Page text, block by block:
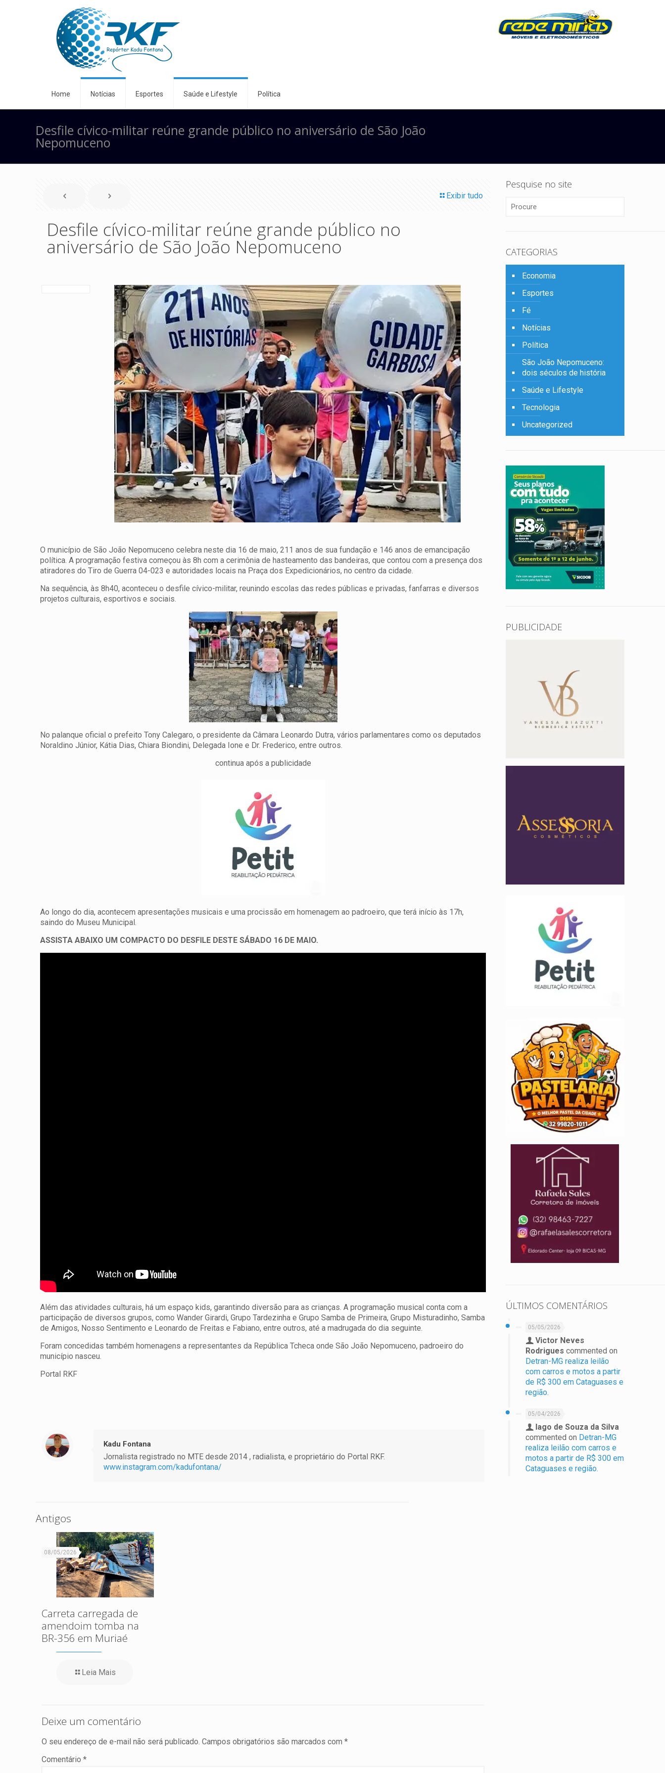
Home Notícias Esportes Saúde e Lifestyle Política
Desfile cívico-militar reúne grande público no aniversário de São João
Nepomuceno
Exibir tudo
Desfile cívico-militar reúne grande público no
aniversário de São João Nepomuceno
O município de São João Nepomuceno celebra neste dia 16 de maio, 211 anos de sua fundação e 146 anos de emancipação
política. A programação festiva começou às 8h com a cerimônia de hasteamento das bandeiras, que contou com a presença dos
atiradores do Tiro de Guerra 04-023 e autoridades locais na Praça dos Expedicionários, no centro da cidade.
Na sequência, às 8h40, aconteceu o desfile cívico-militar, reunindo escolas das redes públicas e privadas, fanfarras e diversos
projetos culturais, esportivos e sociais.
No palanque oficial o prefeito Tony Calegaro, o presidente da Câmara Leonardo Dutra, vários parlamentares como os deputados
Noraldino Júnior, Kátia Dias, Chiara Biondini, Delegada Ione e Dr. Frederico, entre outros.
continua após a publicidade
Ao longo do dia, acontecem apresentações musicais e uma procissão em homenagem ao padroeiro, que terá início às 17h,
saindo do Museu Municipal.
ASSISTA ABAIXO UM COMPACTO DO DESFILE DESTE SÁBADO 16 DE MAIO.
Além das atividades culturais, há um espaço kids, garantindo diversão para as crianças. A programação musical conta com a
participação de diversos grupos, como Wander Girardi, Grupo Tardezinha e Grupo Samba de Primeira, Grupo Misturadinho, Samba
de Amigos, Nosso Sentimento e Leonardo de Freitas e Fabiano, entre outros, até a madrugada do dia seguinte.
Foram concedidas também homenagens a representantes da República Tcheca onde São João Nepomuceno, padroeiro do
município nasceu.
Portal RKF
Kadu Fontana
Jornalista registrado no MTE desde 2014 , radialista, e proprietário do Portal RKF.
www.instagram.com/kadufontana/
Antigos
08/05/2026
Carreta carregada de
amendoim tomba na
BR-356 em Muriaé
Leia Mais
Deixe um comentário
O seu endereço de e-mail não será publicado. Campos obrigatórios são marcados com *
Comentário *
Pesquise no site
CATEGORIAS
Economia
Esportes
Fé
Notícias
Política
São João Nepomuceno:
dois séculos de história
Saúde e Lifestyle
Tecnologia
Uncategorized
PUBLICIDADE
ÚLTIMOS COMENTÁRIOS
05/05/2026
Victor Neves
Rodrigues commented on
Detran-MG realiza leilão
com carros e motos a partir
de R$ 300 em Cataguases e
região.
05/04/2026
Iago de Souza da Silva
commented on Detran-MG
realiza leilão com carros e
motos a partir de R$ 300 em
Cataguases e região.